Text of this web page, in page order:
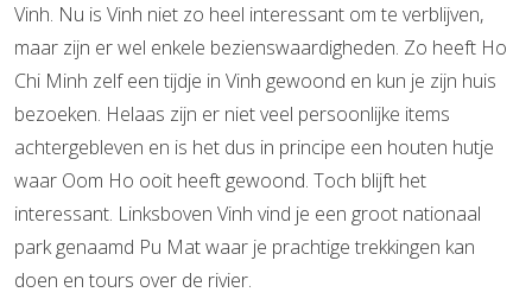
Vinh. Nu is Vinh niet zo heel interessant om te verblijven,
maar zijn er wel enkele bezienswaardigheden. Zo heeft Ho
Chi Minh zelf een tijdje in Vinh gewoond en kun je zijn huis
bezoeken. Helaas zijn er niet veel persoonlijke items
achtergebleven en is het dus in principe een houten hutje
waar Oom Ho ooit heeft gewoond. Toch blijft het
interessant. Linksboven Vinh vind je een groot nationaal
park genaamd Pu Mat waar je prachtige trekkingen kan
doen en tours over de rivier.